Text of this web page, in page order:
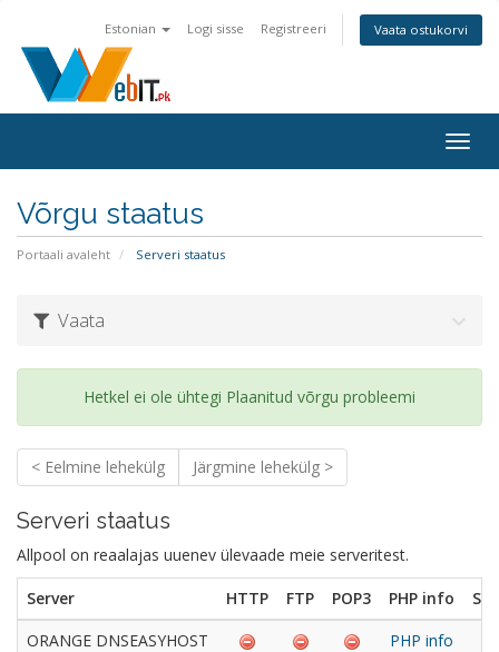
Estonian Logi sisse Registreeri Vaata ostukorvi
Võrgu staatus
Portaali avaleht Serveri staatus
Vaata
Hetkel ei ole ühtegi Plaanitud võrgu probleemi
< Eelmine lehekülg Järgmine lehekülg >
Serveri staatus
Allpool on reaalajas uuenev ülevaade meie serveritest.
Server HTTP FTP POP3 PHP info
ORANGE DNSEASYHOST
PHP info